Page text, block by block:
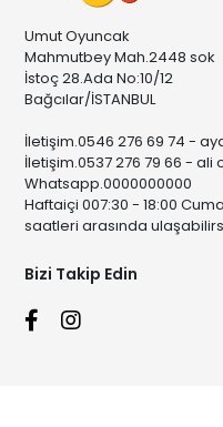
Umut Oyuncak
Mahmutbey Mah.2448 sok
İstoç 28.Ada No:10/12
Bağcılar/İSTANBUL
İletişim.0546 276 69 74 -
İletişim.0537 276 79 66 - ali
Whatsapp.0000000000
Haftaiçi 007:30 - 18:00
saatleri arasında
Bizi Takip Edin